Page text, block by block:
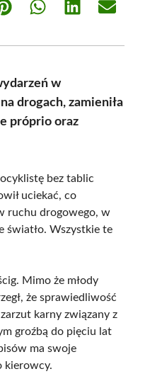
Share Share Share Share
w
drogach, zamieniła
próprio oraz
bez tablic
uciekać, co
ruchu drogowego, w
światło. Wszystkie te
Mimo że młody
że sprawiedliwość
karny związany z
groźbą do pięciu lat
ma swoje
kierowcy.